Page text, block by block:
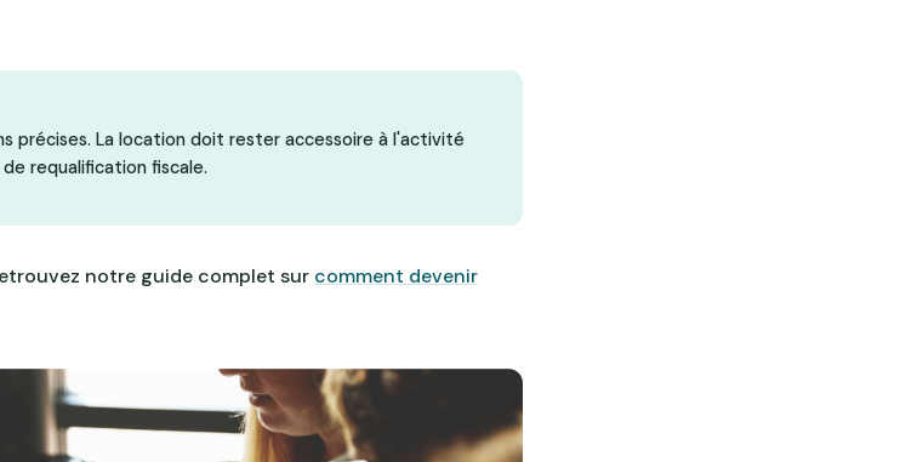
précises. La location doit rester accessoire à l'activité
requalification fiscale.
notre guide complet sur comment devenir